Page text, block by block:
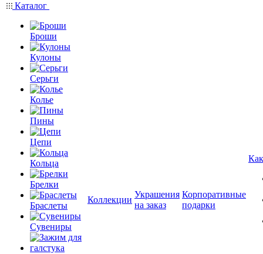
Каталог
Броши
Кулоны
Серьги
Колье
Пины
Цепи
Кольца
Брелки
Браслеты
Сувениры
Коллекции
Украшения
на заказ
Корпоративные
подарки